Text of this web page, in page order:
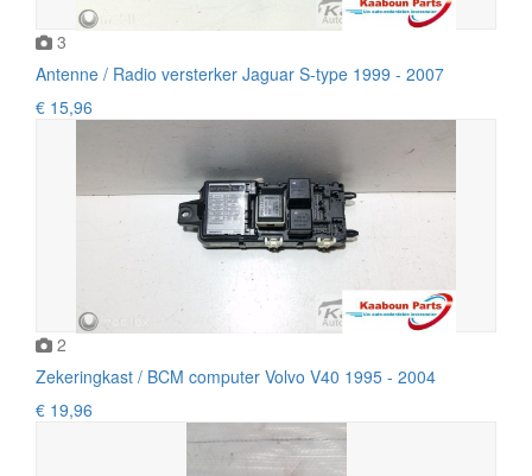
3
Antenne / Radio versterker Jaguar S-type 1999 - 2007
€ 15,96
2
Zekeringkast / BCM computer Volvo V40 1995 - 2004
€ 19,96